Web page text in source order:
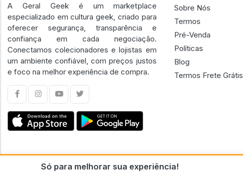
Só para melhorar sua experiência!
A Geral Geek é um marketplace
especializado em cultura geek, criado para
oferecer segurança, transparência e
confiança em cada negociação.
Conectamos colecionadores e lojistas em
um ambiente confiável, com preços justos
e foco na melhor experiência de compra.
Sobre Nós
Termos
Pré-Venda
Políticas
Blog
Termos Frete Grátis
CNPJ n.º 30.220.458/0001-17 - GERAL GEEK PORTAL ELETRONICO LTDA.